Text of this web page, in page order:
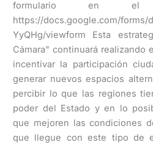
formulario en el
https://docs.google.com/forms/
YyQHg/viewform Esta
Cámara" continuará realizando
incentivar la participación
generar nuevos espacios
percibir lo que las regiones
poder del Estado y en lo
que mejoren las condiciones
que llegue con este tipo de